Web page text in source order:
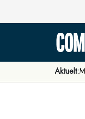
Aktuelt: